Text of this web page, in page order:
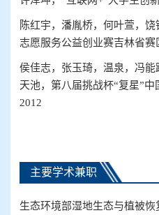
陈红宇，潘胤桥，何叶萱，饶
志愿服务公益创业赛吉林省赛
侯佳志，张玉琦，温泉，冯
天池，第八届挑战杯“复星”中
2012
主要学术兼职
生态环境部湿地生态与植被